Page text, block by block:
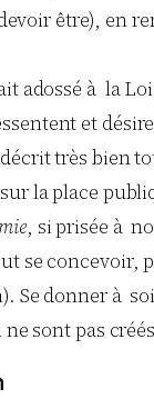
devoir être), en
adossé à la
et
très bien
sur la place
, si prisée à
se
Se donner à
sont pas